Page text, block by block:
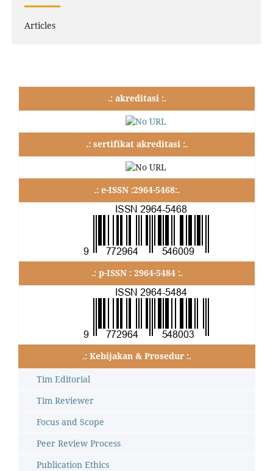
Articles
.: akreditasi :.
.: sertifikat akreditasi :.
.: e-ISSN :2964-5468:.
.: p-ISSN : 2964-5484 :.
.: Kebijakan & Prosedur :.
Tim Editorial
Tim Reviewer
Focus and Scope
Peer Review Process
Publication Ethics